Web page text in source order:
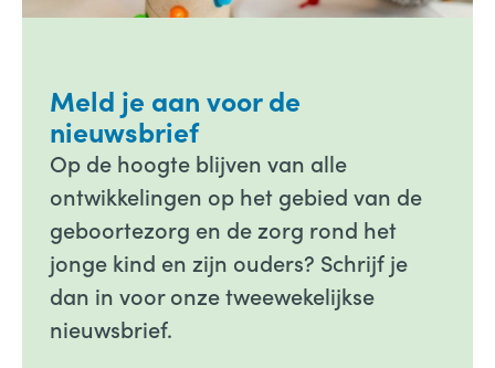
Meld je aan voor de
nieuwsbrief
Op de hoogte blijven van alle
ontwikkelingen op het gebied van de
geboortezorg en de zorg rond het
jonge kind en zijn ouders? Schrijf je
dan in voor onze tweewekelijkse
nieuwsbrief.